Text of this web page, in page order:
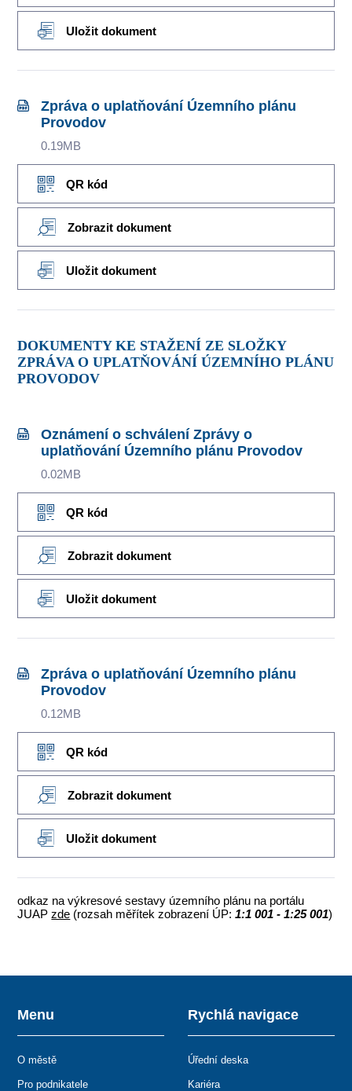
Uložit dokument
Zpráva o uplatňování Územního plánu
Provodov
0.19MB
QR kód
Zobrazit dokument
Uložit dokument
DOKUMENTY KE STAŽENÍ ZE SLOŽKY
ZPRÁVA O UPLATŇOVÁNÍ ÚZEMNÍHO PLÁNU
PROVODOV
Oznámení o schválení Zprávy o
uplatňování Územního plánu Provodov
0.02MB
QR kód
Zobrazit dokument
Uložit dokument
Zpráva o uplatňování Územního plánu
Provodov
0.12MB
QR kód
Zobrazit dokument
Uložit dokument
odkaz na výkresové sestavy územního plánu na portálu
JUAPzde (rozsah měřítek zobrazení ÚP:1:1 001 - 1:25 001)
Menu
O městě
Pro podnikatele
Rychlá navigace
Úřední deska
Kariéra